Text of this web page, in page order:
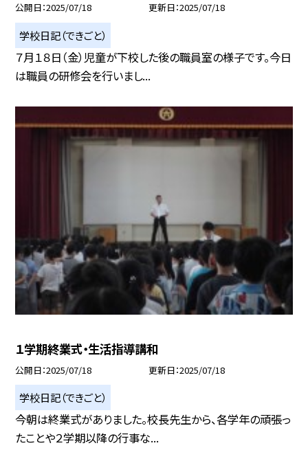
公開日 2025/07/18 更新日 2025/07/18
学校日記（できごと）
７月１８日（金）児童が下校した後の職員室の様子です。今日
は職員の研修会を行いまし...
１学期終業式・生活指導講和
公開日 2025/07/18 更新日 2025/07/18
学校日記（できごと）
今朝は終業式がありました。校長先生から、各学年の頑張っ
たことや２学期以降の行事な...